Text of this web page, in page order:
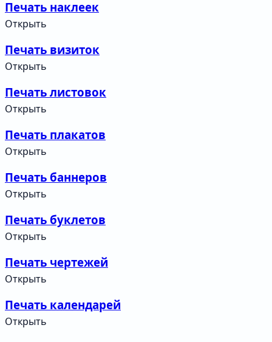
Печать наклеек
Открыть
Печать визиток
Открыть
Печать листовок
Открыть
Печать плакатов
Открыть
Печать баннеров
Открыть
Печать буклетов
Открыть
Печать чертежей
Открыть
Печать календарей
Открыть